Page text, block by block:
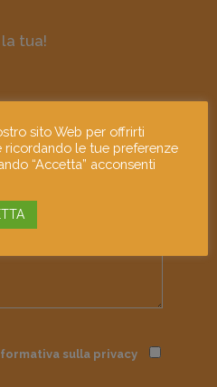
tua!
sulla privacy
sito Web per offrirti
ricordando le tue preferenze
“Accetta” acconsenti